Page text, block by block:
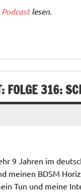
lesen.
FOLGE 316:
9 Jahren im
meinen BDSM
Tun und meine